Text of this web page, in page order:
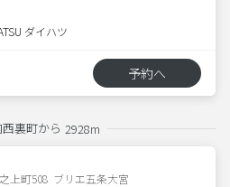
ダイハツ
予約へ
裏町から 2928m
上町508  ブリエ五条大宮